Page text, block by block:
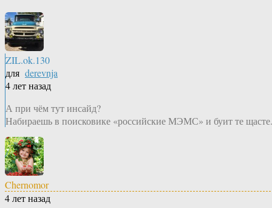
ZIL.ok.130
для derevnja
4 лет назад
А при чём тут инсайд?
Набираешь в поисковике «российские МЭМС» и буит те щасте.
Chernomor
4 лет назад